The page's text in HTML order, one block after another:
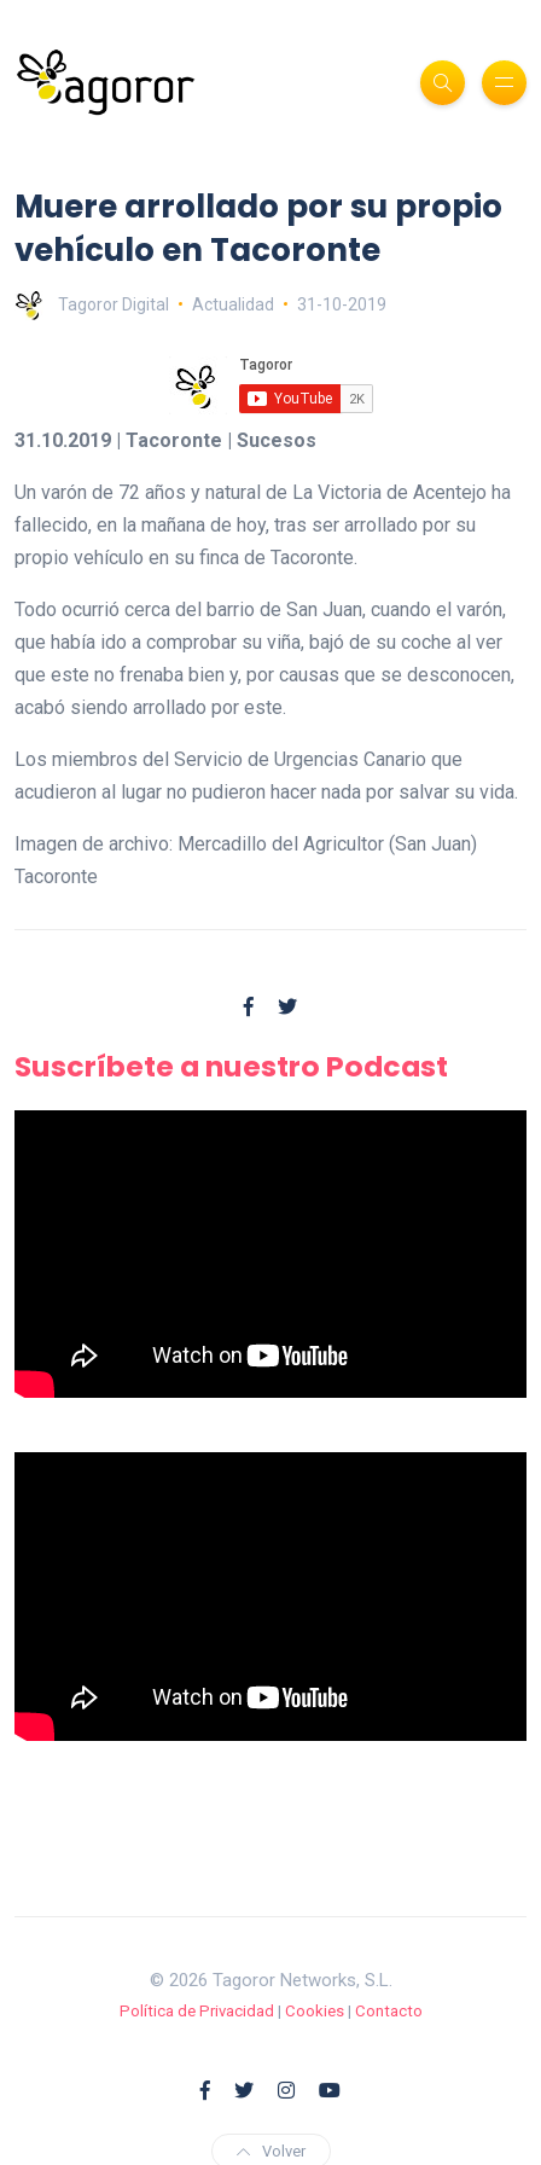
Muere arrollado por su propio
vehículo en Tacoronte
Tagoror Digital Actualidad 31-10-2019
31.10.2019 | Tacoronte | Sucesos
Un varón de 72 años y natural de La Victoria de Acentejo ha
fallecido, en la mañana de hoy, tras ser arrollado por su
propio vehículo en su finca de Tacoronte.
Todo ocurrió cerca del barrio de San Juan, cuando el varón,
que había ido a comprobar su viña, bajó de su coche al ver
que este no frenaba bien y, por causas que se desconocen,
acabó siendo arrollado por este.
Los miembros del Servicio de Urgencias Canario que
acudieron al lugar no pudieron hacer nada por salvar su vida.
Imagen de archivo: Mercadillo del Agricultor (San Juan)
Tacoronte
Suscríbete a nuestro Podcast
© 2026 Tagoror Networks, S.L.
Política de Privacidad | Cookies| Contacto
Volver